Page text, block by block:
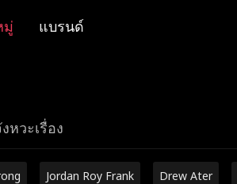
มู่ แบรนด์
หวะเรื่อง
Jordan Roy Frank Drew Ater